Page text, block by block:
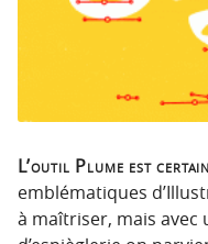
L’outil Plume est
emblématiques
à maîtriser, mais avec